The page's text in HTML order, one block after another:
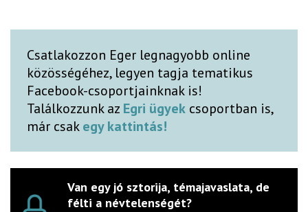
Csatlakozzon Eger legnagyobb online
közösségéhez, legyen tagja tematikus
Facebook-csoportjainknak is!
Találkozzunk az Egri ügyek csoportban is,
már csakegy kattintás!
Van egy jó sztorija, témajavaslata, de
félti a névtelenségét?